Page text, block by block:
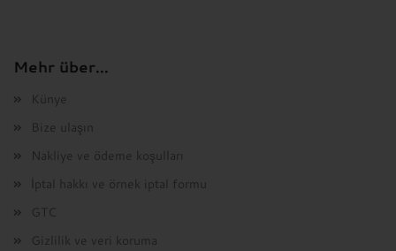
E-Mail:
Mehr über...
Künye
Bize ulaşın
Nakliye ve ödeme koşulları
İptal hakkı ve örnek iptal formu
GTC
Gizlilik ve veri koruma